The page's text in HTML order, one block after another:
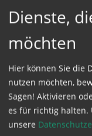
loggen Sie sich
Produkt
GESCHÜTZTER
Bitte melden
und Passwort
Dienste,
möchten
Hier können Sie die
nutzen möchten,
Sagen! Aktivieren
es für richtig halten.
unsere